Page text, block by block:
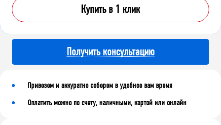
Купить в 1 клик
Получить консультацию
Привезем и аккуратно соберем в удобное вам время
Оплатить можно по счету, наличными, картой или онлайн